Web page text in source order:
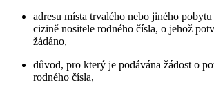
adresu místa trvalého nebo jiného
cizině nositele rodného čísla, o jehož
žádáno,
důvod, pro který je podávána žádost o
rodného čísla,